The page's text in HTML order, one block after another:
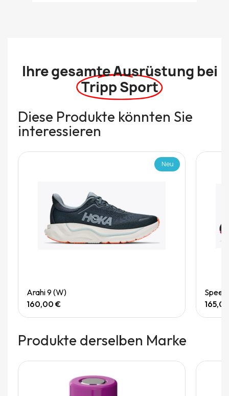
Ihre gesamte Ausrüstung bei
Tripp Sport
Diese Produkte könnten Sie
interessieren
Neu
Arahi 9 (W)
160,00 €
Produkte derselben Marke